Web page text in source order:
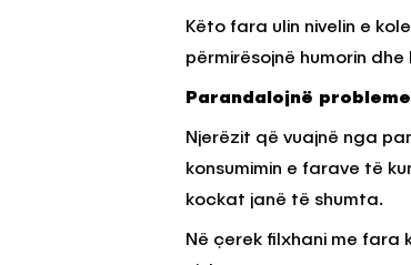
Këto fara ulin nivelin e
përmirësojnë humorin
Parandalojnë
Njerëzit që vuajnë nga
konsumimin e farave të
kockat janë të shumta.
Në çerek filxhani me fara